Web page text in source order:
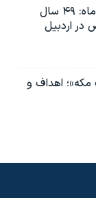
پرونده اعتراضات دی‌ماه: ۴۹ سال
اهداف و